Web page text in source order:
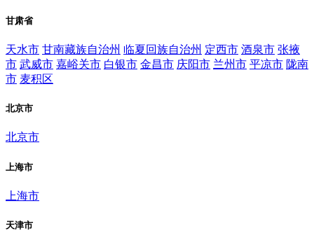
甘肃省
天水市 甘南藏族自治州 临夏回族自治州 定西市 酒泉市 张掖
市 武威市 嘉峪关市 白银市 金昌市 庆阳市 兰州市 平凉市 陇南
市 麦积区
北京市
北京市
上海市
上海市
天津市